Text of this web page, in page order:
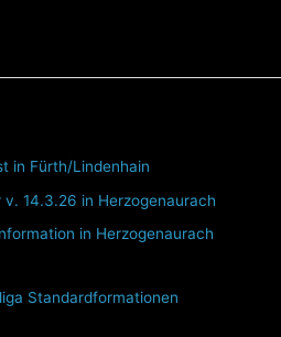
in Fürth/Lindenhain
v. 14.3.26 in Herzogenaurach
in Herzogenaurach
Standardformationen